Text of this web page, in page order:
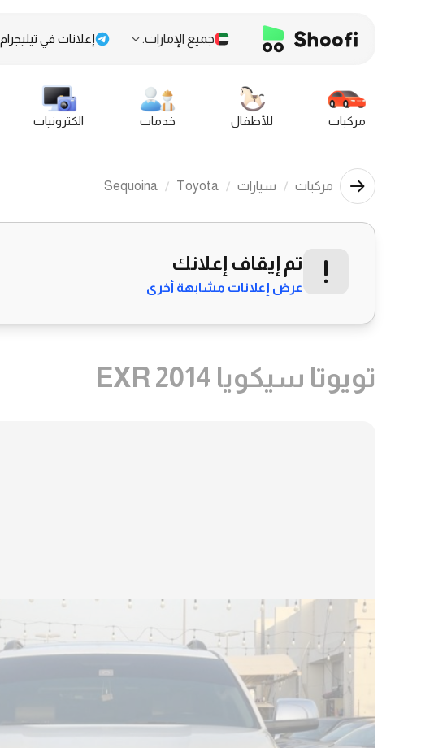
جميع الإمارات. إعلانات في تيليجرام
مركبات للأطفال خدمات الكترونيات
مركبات سيارات Toyota
Sequoina
تم إيقاف إعلانك
عرض إعلانات مشابهة أخرى
تويوتا سيكويا EXR 2014